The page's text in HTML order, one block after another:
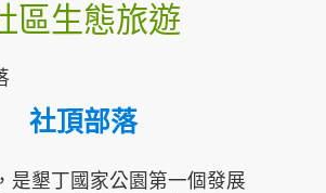
區生態旅遊
社頂部落
是墾丁國家公園第一個發展